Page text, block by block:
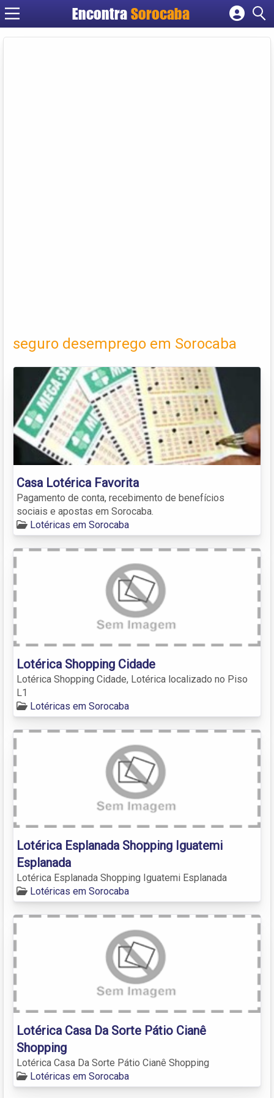
EncontraSorocaba
Cadastrar empresa
seguro desemprego em Sorocaba
Casa Lotérica Favorita
Pagamento de conta, recebimento de benefícios
sociais e apostas em Sorocaba.
Lotéricas em Sorocaba
Lotérica Shopping Cidade
Lotérica Shopping Cidade, Lotérica localizado no Piso
L1
Lotéricas em Sorocaba
Lotérica Esplanada Shopping Iguatemi
Esplanada
Lotérica Esplanada Shopping Iguatemi Esplanada
Lotéricas em Sorocaba
Lotérica Casa Da Sorte Pátio Cianê
Shopping
Lotérica Casa Da Sorte Pátio Cianê Shopping
Lotéricas em Sorocaba